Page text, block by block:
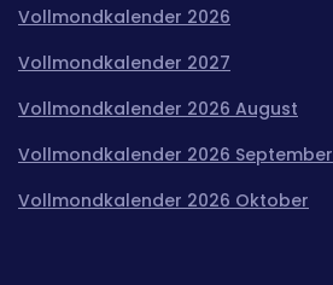
Vollmondkalender 2026
Vollmondkalender 2027
Vollmondkalender 2026 August
Vollmondkalender 2026 September
Vollmondkalender 2026 Oktober